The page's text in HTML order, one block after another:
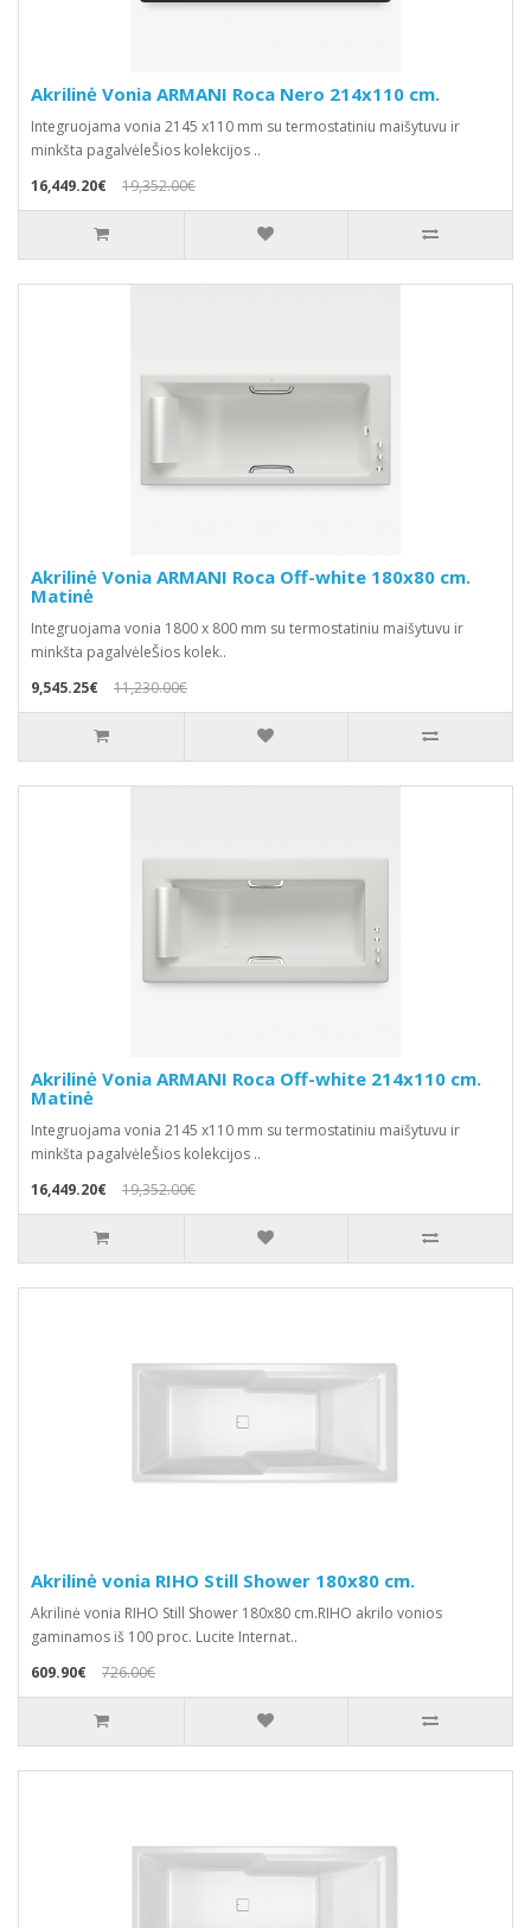
Akrilinė Vonia ARMANI Roca Nero 214x110 cm.
Integruojama vonia 2145 x110 mm su termostatiniu maišytuvu ir
minkšta pagalvėleŠios kolekcijos ..
16,449.20€
19,352.00€
Akrilinė Vonia ARMANI Roca Off-white 180x80 cm.
Matinė
Integruojama vonia 1800 x 800 mm su termostatiniu maišytuvu ir
minkšta pagalvėleŠios kolek..
9,545.25€
11,230.00€
Akrilinė Vonia ARMANI Roca Off-white 214x110 cm.
Matinė
Integruojama vonia 2145 x110 mm su termostatiniu maišytuvu ir
minkšta pagalvėleŠios kolekcijos ..
16,449.20€
19,352.00€
Akrilinė vonia RIHO Still Shower 180x80 cm.
Akrilinė vonia RIHO Still Shower 180x80 cm.RIHO akrilo vonios
gaminamos iš 100 proc. Lucite Internat..
609.90€
726.00€